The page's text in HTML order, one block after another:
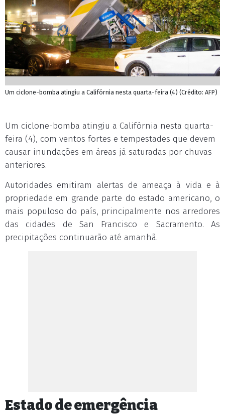
Um ciclone-bomba atingiu a Califórnia nesta quarta-feira (4) (Crédito: AFP)
Um ciclone-bomba atingiu a Califórnia nesta quarta-
feira (4), com ventos fortes e tempestades que devem
causar inundações em áreas já saturadas por chuvas
anteriores.
Autoridades emitiram alertas de ameaça à vida e à
propriedade em grande parte do estado americano, o
mais populoso do país, principalmente nos arredores
das cidades de San Francisco e Sacramento. As
precipitações continuarão até amanhã.
Estado de emergência